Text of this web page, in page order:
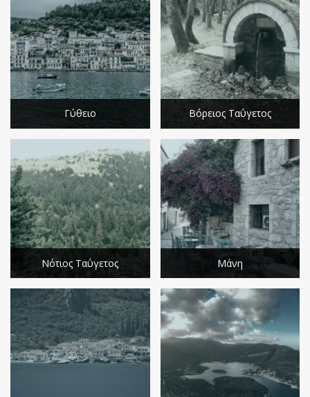
Γύθειο Βόρειος Ταΰγετος
Νότιος Ταΰγετος Μάνη